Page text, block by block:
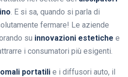
. E si sa, quando si parla di
fermare! Le aziende
su innovazioni estetiche e
i consumatori più esigenti.
portatili e i diffusori auto, il